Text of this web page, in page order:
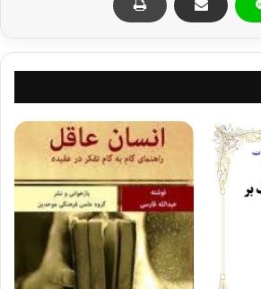
قرار داده و به دیدگاه‌های اصلی هر
فصل تنظیم شده و برای مطالعه هر فصل آن به
بعضی از فصل‌های کتاب کمتر از ۱۵ دقیقه و بعضی بیشتر از ۱۵
اکید ما به شما این است کهفصول
این کتاب را جداگانه و با فاصله زمانی حداقل ۲۴ ساعت مطالعه
است بر روی مسائل مطرح شده تفکر
مسائل مطرح شده در فصول را در ذهن خود
در حقیقت این کتاب دو مؤلف دارد. مؤلف
کرده و به صورت کتاب حاضر در اختیار
دوم کتاب خواننده آن می‌باشد، زیرا